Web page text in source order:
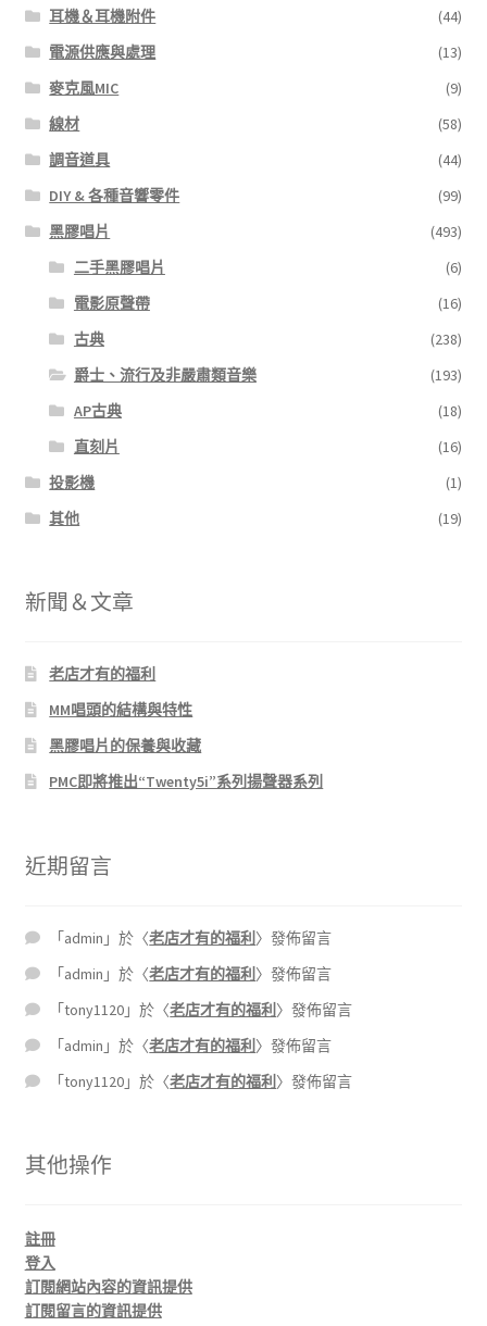
耳機＆耳機附件
(44)
電源供應與處理
(13)
麥克風MIC
(9)
線材
(58)
調音道具
(44)
DIY & 各種音響零件
(99)
黑膠唱片
(493)
二手黑膠唱片
(6)
電影原聲帶
(16)
古典
(238)
爵士、流行及非嚴肅類音樂
(193)
AP古典
(18)
直刻片
(16)
投影機
(1)
其他
(19)
新聞＆文章
老店才有的福利
MM唱頭的結構與特性
黑膠唱片的保養與收藏
PMC即將推出“Twenty5i”系列揚聲器系列
近期留言
「admin 」於〈老店才有的福利 〉發佈留言
「admin 」於〈老店才有的福利 〉發佈留言
「tony1120 」於〈老店才有的福利 〉發佈留言
「admin 」於〈老店才有的福利 〉發佈留言
「tony1120 」於〈老店才有的福利 〉發佈留言
其他操作
註冊
登入
訂閱網站內容的資訊提供
訂閱留言的資訊提供